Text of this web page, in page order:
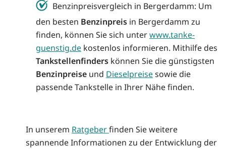
Benzinpreisvergleich in Bergerdamm: Um
den besten Benzinpreis in Bergerdamm zu
finden, können Sie sich unterwww.tanke-
guenstig.de kostenlos informieren. Mithilfe des
Tankstellenfinders können Sie die günstigsten
Benzinpreise und Dieselpreisesowie die
passende Tankstelle in Ihrer Nähe finden.
In unserem Ratgeberfinden Sie weitere
spannende Informationen zu der Entwicklung der